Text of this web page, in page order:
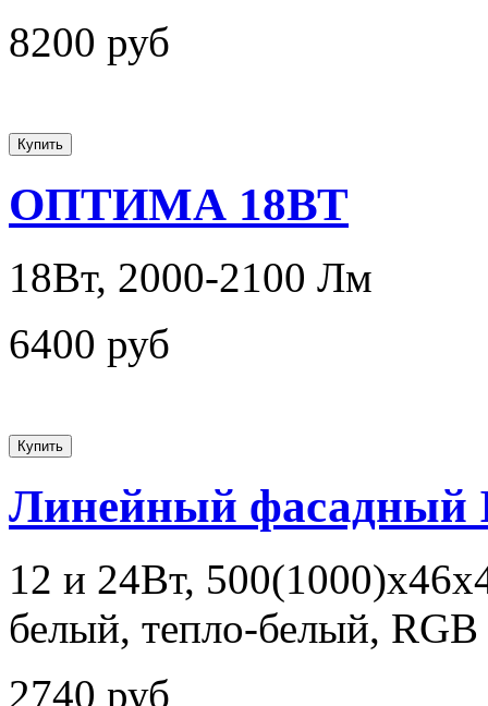
8200 руб
ОПТИМА 18ВТ
18Вт, 2000-2100 Лм
6400 руб
Линейный фасадный
12 и 24Вт,
белый, тепло-белый, RGB
2740 руб